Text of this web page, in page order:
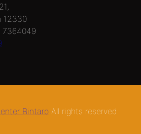
12330
7364049
BintaroAll rights reserved